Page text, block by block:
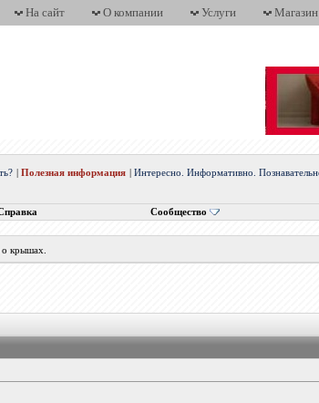
На сайт О компании Услуги
|Полезная информация |Интересно. Информативно.
Сообщество
крышах.